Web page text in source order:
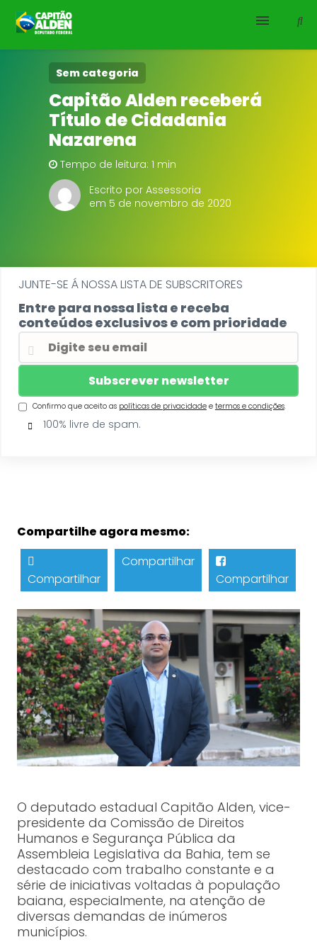
HOME
NOTÍCIAS
BIOGRAFIA
DOWNLOADS
EMENDAS
Sem categoria
Capitão Alden receberá
Título de Cidadania
Nazarena
Tempo de leitura: 1 min
Escrito por Assessoria
em 5 de novembro de 2020
JUNTE-SE Á NOSSA LISTA DE SUBSCRITORES
Entre para nossa lista e receba
conteúdos exclusivos e com prioridade
Confirmo que aceito as políticas de privacidadee termos e condições.
100% livre de spam.
Compartilhe agora mesmo:
Compartilhar
Compartilhar
Compartilhar
O deputado estadual Capitão Alden, vice-
presidente da Comissão de Direitos
Humanos e Segurança Pública da
Assembleia Legislativa da Bahia, tem se
destacado com trabalho constante e a
série de iniciativas voltadas à população
baiana, especialmente, na atenção de
diversas demandas de inúmeros
municípios.